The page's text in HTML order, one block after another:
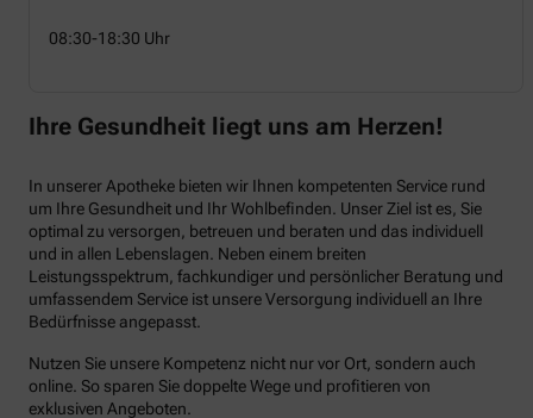
08:30-18:30 Uhr
Ihre Gesundheit liegt uns am Herzen!
In unserer Apotheke bieten wir Ihnen kompetenten Service rund
um Ihre Gesundheit und Ihr Wohlbefinden. Unser Ziel ist es, Sie
optimal zu versorgen, betreuen und beraten und das individuell
und in allen Lebenslagen. Neben einem breiten
Leistungsspektrum, fachkundiger und persönlicher Beratung und
umfassendem Service ist unsere Versorgung individuell an Ihre
Bedürfnisse angepasst.
Nutzen Sie unsere Kompetenz nicht nur vor Ort, sondern auch
online. So sparen Sie doppelte Wege und profitieren von
exklusiven Angeboten.